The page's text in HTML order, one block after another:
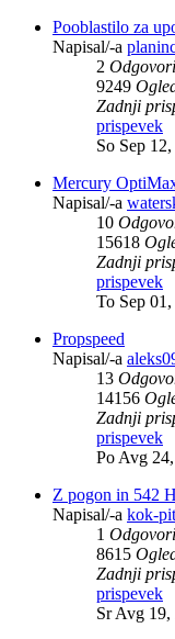
Pooblastilo za
Napisal/-a
2 Odgovori
9249
Zadnji
prispevek
So Sep
Mercury
Napisal/-a
10
15618
Zadnji
prispevek
To Sep
Propspeed
Napisal/-a
13
14156
Zadnji
prispevek
Po Avg
Z pogon in 542
Napisal/-a kok-
1 Odgovori
8615
Zadnji
prispevek
Sr Avg 19,